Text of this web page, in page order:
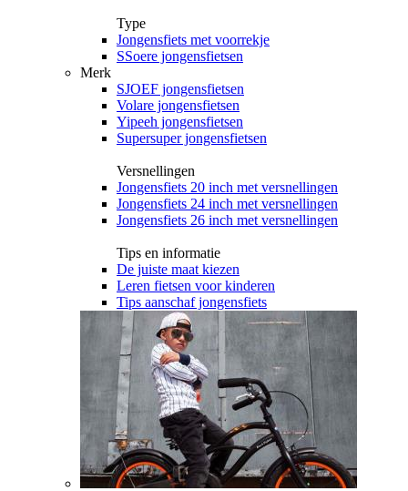
Type
Jongensfiets met voorrekje
SSoere jongensfietsen
Merk
SJOEF jongensfietsen
Volare jongensfietsen
Yipeeh jongensfietsen
Supersuper jongensfietsen
Versnellingen
Jongensfiets 20 inch met versnellingen
Jongensfiets 24 inch met versnellingen
Jongensfiets 26 inch met versnellingen
Tips en informatie
De juiste maat kiezen
Leren fietsen voor kinderen
Tips aanschaf jongensfiets